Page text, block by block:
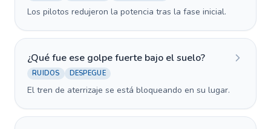
Los pilotos redujeron la potencia tras la fase inicial.
¿Qué fue ese golpe fuerte bajo el suelo?
RUIDOS DESPEGUE
El tren de aterrizaje se está bloqueando en su lugar.